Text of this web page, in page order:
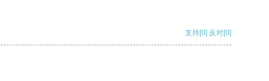
支持[0] 反对[0]